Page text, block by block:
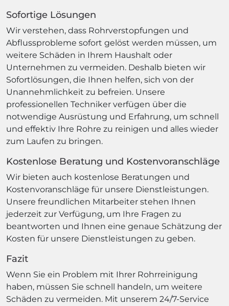
Sofortige Lösungen
Wir verstehen, dass Rohrverstopfungen und
Abflussprobleme sofort gelöst werden müssen, um
weitere Schäden in Ihrem Haushalt oder
Unternehmen zu vermeiden. Deshalb bieten wir
Sofortlösungen, die Ihnen helfen, sich von der
Unannehmlichkeit zu befreien. Unsere
professionellen Techniker verfügen über die
notwendige Ausrüstung und Erfahrung, um schnell
und effektiv Ihre Rohre zu reinigen und alles wieder
zum Laufen zu bringen.
Kostenlose Beratung und Kostenvoranschläge
Wir bieten auch kostenlose Beratungen und
Kostenvoranschläge für unsere Dienstleistungen.
Unsere freundlichen Mitarbeiter stehen Ihnen
jederzeit zur Verfügung, um Ihre Fragen zu
beantworten und Ihnen eine genaue Schätzung der
Kosten für unsere Dienstleistungen zu geben.
Fazit
Wenn Sie ein Problem mit Ihrer Rohrreinigung
haben, müssen Sie schnell handeln, um weitere
Schäden zu vermeiden. Mit unserem 24/7-Service